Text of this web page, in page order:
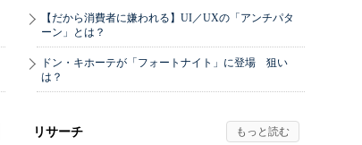
【だから消費者に嫌われる】UI／UXの「アンチパタ
ーン」とは？
ドン・キホーテが「フォートナイト」に登場 狙い
は？
リサーチ